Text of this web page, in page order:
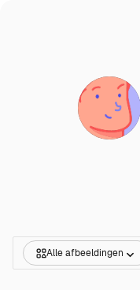
Alle afbeeldingen